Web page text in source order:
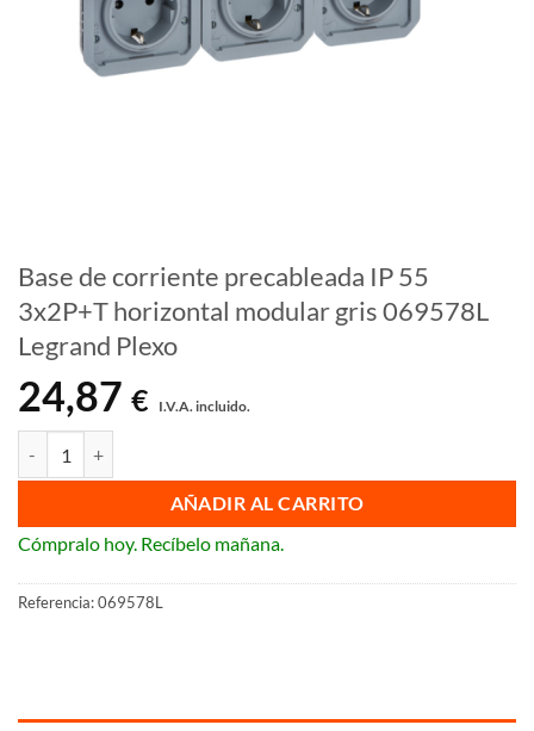
Base de corriente precableada IP 55
3x2P+T horizontal modular gris 069578L
Legrand Plexo
24,87 € I.V.A. incluido.
AÑADIR AL CARRITO
Cómpralo hoy. Recíbelo mañana.
Referencia:069578L